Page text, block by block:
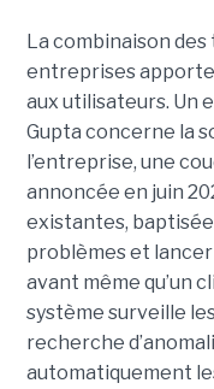
La combinaison
entreprises
aux utilisateurs. Un
Gupta concerne la
l’entreprise, une
annoncée en juin
existantes, baptisée
problèmes et
avant même qu’un
système surveille
recherche
automatiquement